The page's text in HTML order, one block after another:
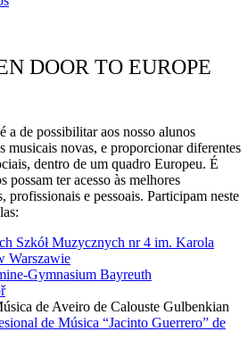
DOOR TO EUROPE
a de possibilitar aos nosso alunos
musicais novas, e proporcionar diferentes
dentro de um quadro Europeu. É
possam ter acesso às melhores
profissionais e pessoais. Participam neste
Szkół Muzycznych nr 4 im. Karola
Warszawie
Gymnasium Bayreuth
de Aveiro de Calouste Gulbenkian
de Música “Jacinto Guerrero” de